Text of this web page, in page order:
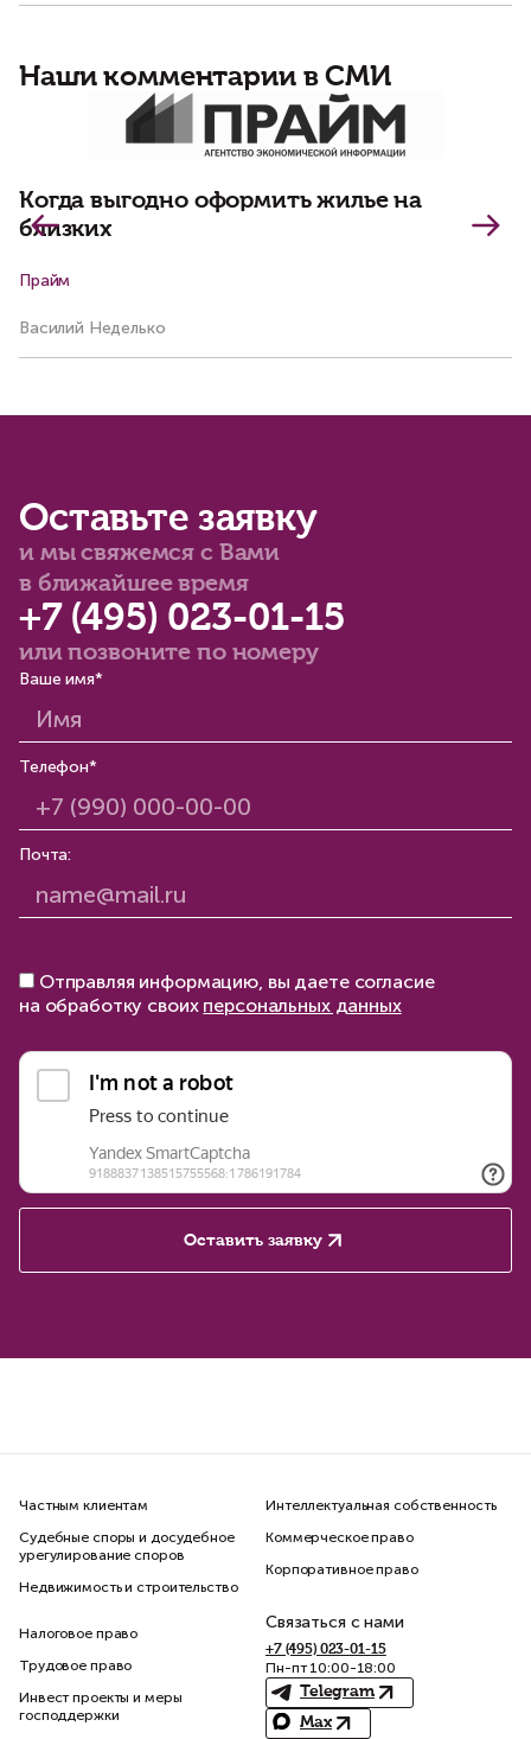
Наши комментарии в СМИ
Когда выгодно оформить жилье на
близких
Прайм
Василий Неделько
Оставьте заявку
и мы свяжемся с Вами
в ближайшее время
+7 (495) 023-01-15
или позвоните по номеру
Ваше имя*
Телефон*
Почта:
Отправляя информацию, вы даете согласие
на обработку своих персональных данных
Оставить заявку
Частным клиентам
Судебные споры и досудебное
урегулирование споров
Недвижимость и строительство
Интеллектуальная собственность
Коммерческое право
Корпоративное право
Налоговое право
Трудовое право
Инвест проекты и меры
господдержки
Связаться с нами
+7 (495) 023-01-15
Пн-пт 10:00-18:00
Telegram
Max